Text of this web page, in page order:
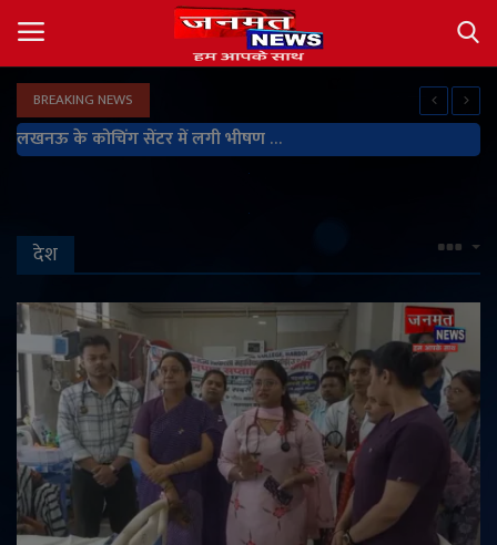
Login Register
Contact
देश
अंतर्राष्ट्रीय
राज्य
खेल
राजनीति
BREAKING NEWS
लखनऊ के कोचिंग सेंटर में लगी भीषण आग, कई छात्रों ने कूदकर बचाई जान; राहत व बचाव कार्य जारी
देश